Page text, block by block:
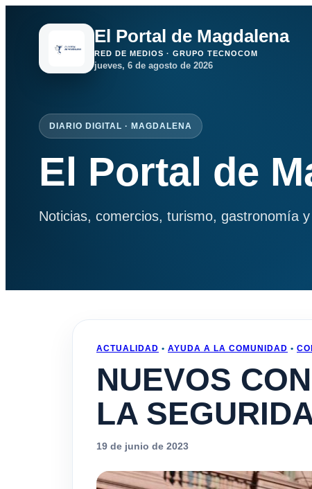
El Portal de Magdalena
RED DE MEDIOS · GRUPO TECNOCOM
jueves, 6 de agosto de 2026
DIARIO DIGITAL · MAGDALENA
El Portal de
Noticias, comercios, turismo, gastronomía
ACTUALIDAD • AYUDA A LA COMUNIDAD •
NUEVOS
LA
19 de junio de 2023